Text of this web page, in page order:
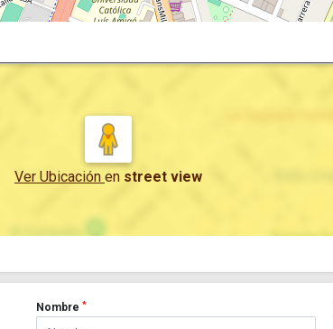
Ver Ubicación en street view
Nombre*